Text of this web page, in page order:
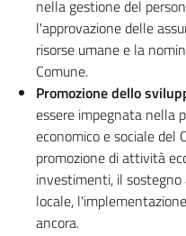
nella gestione del
l'approvazione delle
risorse umane e la
Comune.
Promozione dello
essere impegnata nella
economico e sociale del
promozione di attività
investimenti, il
locale,
ancora.